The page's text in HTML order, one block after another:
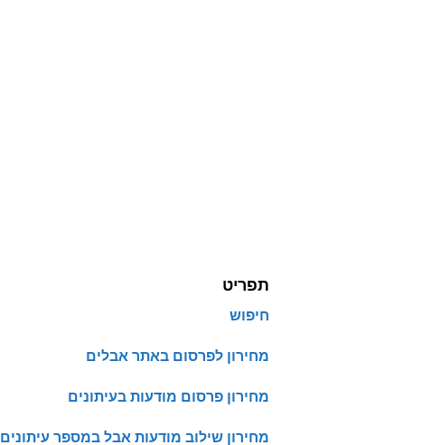
תפריט
חיפוש
מחירון לפרסום באתר אבלים
מחירון פרסום מודעות בעיתונים
מחירון שילוב מודעות אבל במספר עיתונים